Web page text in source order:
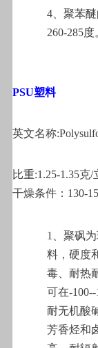
4 、聚苯
260-285度
PSU塑料
英文名称
比重:1.25-1.35克
干燥条件：130-
1
、聚砜
料，硬度
毒、耐热
可在-100--
耐无机酸
芳香烃和